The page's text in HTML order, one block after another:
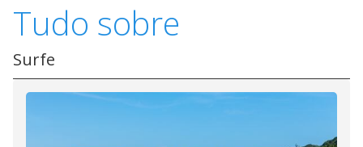
Tudo sobre
Surfe